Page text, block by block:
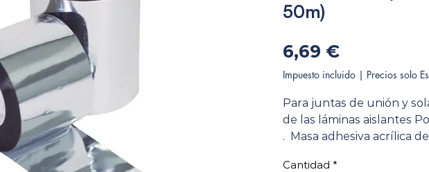
50m)
6,69 €Precio
Impuesto incluido | Precios solo
Para juntas de unión y
de las láminas aislantes
. Masa adhesiva acrílica de
Cantidad *